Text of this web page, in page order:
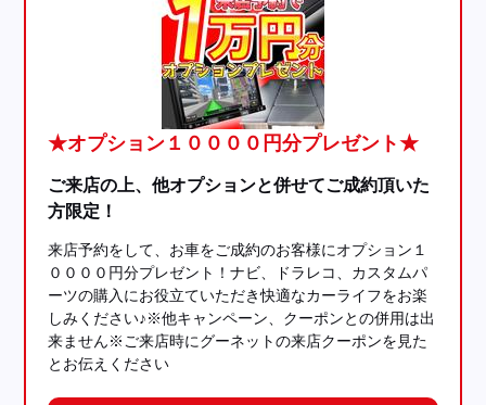
★オプション１００００円分プレゼント★
ご来店の上、他オプションと併せてご成約頂いた
方限定！
来店予約をして、お車をご成約のお客様にオプション１
００００円分プレゼント！ナビ、ドラレコ、カスタムパ
ーツの購入にお役立ていただき快適なカーライフをお楽
しみください♪※他キャンペーン、クーポンとの併用は出
来ません※ご来店時にグーネットの来店クーポンを見た
とお伝えください